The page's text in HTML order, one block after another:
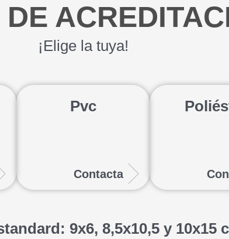
¡Elige la tuya!
Pvc
Contacta
9x6, 8,5x10,5 y 10x15